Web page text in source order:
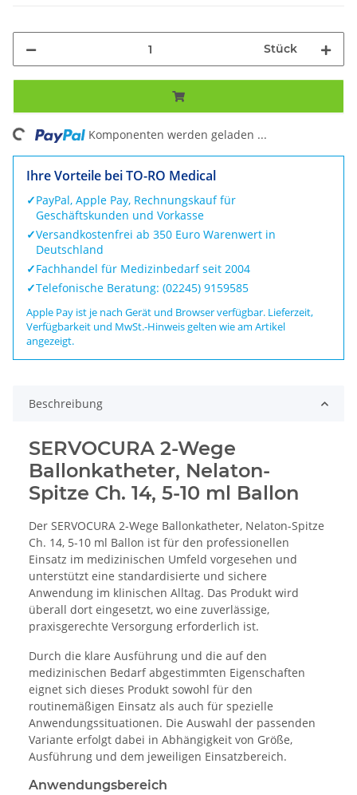
Stück
Komponenten werden geladen ...
Ihre Vorteile bei TO-RO Medical
✓PayPal, Apple Pay, Rechnungskauf für
Geschäftskunden und Vorkasse
✓Versandkostenfrei ab 350 Euro Warenwert in
Deutschland
✓Fachhandel für Medizinbedarf seit 2004
✓Telefonische Beratung: (02245) 9159585
Apple Pay ist je nach Gerät und Browser verfügbar. Lieferzeit,
Verfügbarkeit und MwSt.-Hinweis gelten wie am Artikel
angezeigt.
Beschreibung
SERVOCURA 2-Wege
Ballonkatheter, Nelaton-
Spitze Ch. 14, 5-10 ml Ballon
Der SERVOCURA 2-Wege Ballonkatheter, Nelaton-Spitze
Ch. 14, 5-10 ml Ballon ist für den professionellen
Einsatz im medizinischen Umfeld vorgesehen und
unterstützt eine standardisierte und sichere
Anwendung im klinischen Alltag. Das Produkt wird
überall dort eingesetzt, wo eine zuverlässige,
praxisgerechte Versorgung erforderlich ist.
Durch die klare Ausführung und die auf den
medizinischen Bedarf abgestimmten Eigenschaften
eignet sich dieses Produkt sowohl für den
routinemäßigen Einsatz als auch für spezielle
Anwendungssituationen. Die Auswahl der passenden
Variante erfolgt dabei in Abhängigkeit von Größe,
Ausführung und dem jeweiligen Einsatzbereich.
Anwendungsbereich